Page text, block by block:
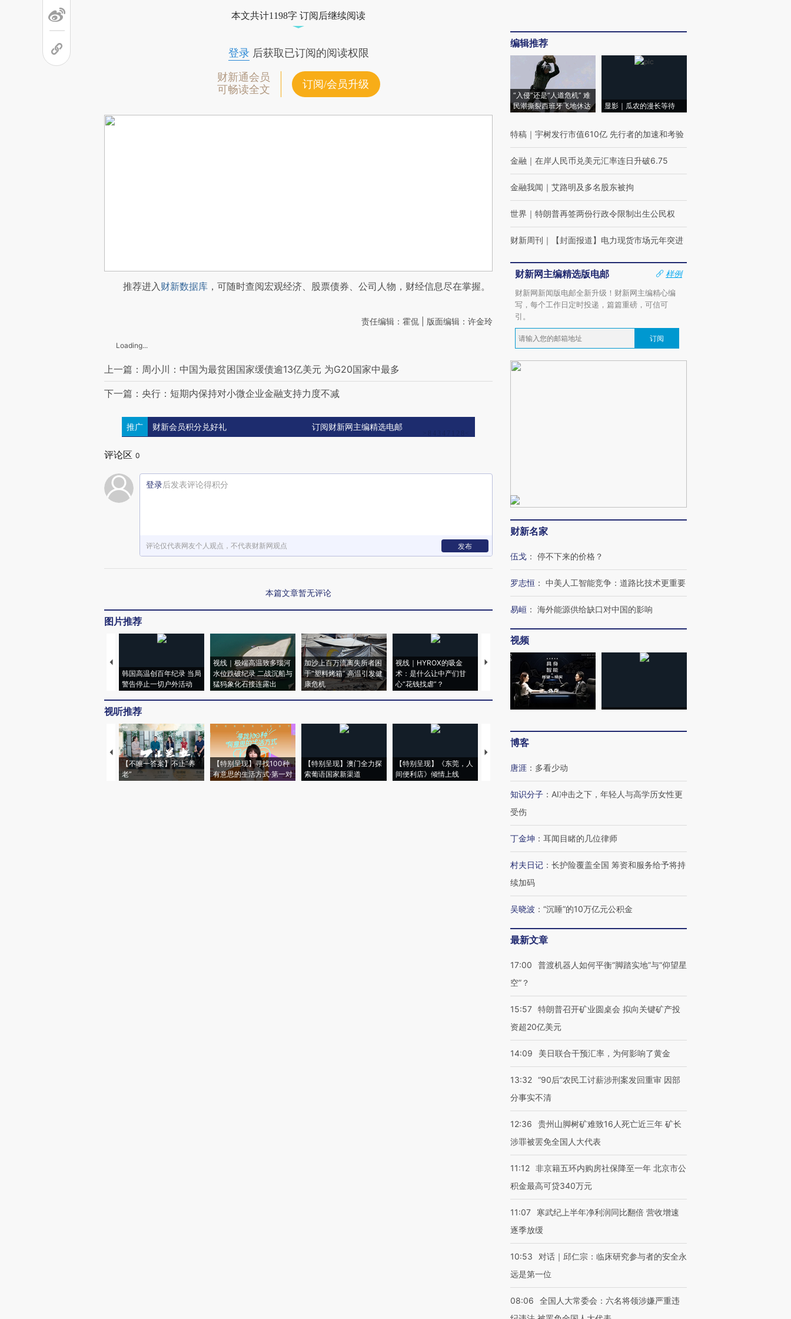
本文共计1198字 订阅后继续阅读
登录后获取已订阅的阅读权限
财新通会员
可畅读全文
订阅/会员升级
推荐进入财新数据库 ，可随时查阅宏观经济、股票债券、公司人物，财经信息尽在掌握。
责任编辑：霍侃 | 版面编辑：许金玲
Loading...
上一篇：周小川：中国为最贫困国家缓债逾13亿美元 为G20国家中最多
下一篇：央行：短期内保持对小微企业金融支持力度不减
推广 财新会员积分兑好礼 订阅财新网主编精选电邮
评论区 0
登录后发表评论得积分
评论仅代表网友个人观点，不代表财新网观点 发布
本篇文章暂无评论
图片推荐
韩国高温创百年纪录 当局
警告停止一切户外活动
视线｜极端高温致多瑙河
水位跌破纪录 二战沉船与
猛犸象化石接连露出
加沙上百万流离失所者困
于“塑料烤箱” 高温引发健
康危机
视线｜HYROX的吸金
术：是什么让中产们甘
心“花钱找虐”？
马航飞行员跨国走私7万
粒摇头丸 尿检体内含3种
视线｜被称为“蟑螂”的印
度Z世代 用街头抗争将教
育部长拱下台
视听推荐
【不唯一答案】不止“养
老”
【特别呈现】寻找100种
有意思的生活方式·第一对
【特别呈现】澳门全力探
索葡语国家新渠道
【特别呈现】《东莞，人
间便利店》倾情上线
【推广】走进第四届链博
会，让数智科技“链”接产
编辑推荐
“入侵”还是“人道危机” 难
民潮撕裂西班牙飞地休达
显影｜瓜农的漫长等待
特稿 ｜ 宇树发行市值610亿 先行者的加速和考验
金融 ｜ 在岸人民币兑美元汇率连日升破6.75
金融我闻 ｜ 艾路明及多名股东被拘
世界 ｜ 特朗普再签两份行政令限制出生公民权
财新周刊 ｜ 【封面报道】电力现货市场元年突进
财新网主编精选版电邮
样例
财新网新闻版电邮全新升级！财新网主编精心编
写，每个工作日定时投递，篇篇重磅，可信可
引。
订阅
财新名家
伍戈 ： 停不下来的价格？
罗志恒 ： 中美人工智能竞争：道路比技术更重要
易峘 ： 海外能源供给缺口对中国的影响
视频
博客
唐涯 ： 多看少动
知识分子 ： AI冲击之下，年轻人与高学历女性更
受伤
丁金坤 ： 耳闻目睹的几位律师
村夫日记 ： 长护险覆盖全国 筹资和服务给予将持
续加码
吴晓波 ： “沉睡”的10万亿元公积金
最新文章
17:00
普渡机器人如何平衡“脚踏实地”与“仰望星
空”？
15:57 特朗普召开矿业圆桌会 拟向关键矿产投
资超20亿美元
14:09 美日联合干预汇率，为何影响了黄金
13:32 “90后”农民工讨薪涉刑案发回重审 因部
分事实不清
12:36
贵州山脚树矿难致16人死亡近三年 矿长
涉罪被罢免全国人大代表
11:12 非京籍五环内购房社保降至一年 北京市公
积金最高可贷340万元
11:07
寒武纪上半年净利润同比翻倍 营收增速
逐季放缓
10:53
对话｜邱仁宗：临床研究参与者的安全永
远是第一位
08:06
全国人大常委会：六名将领涉嫌严重违